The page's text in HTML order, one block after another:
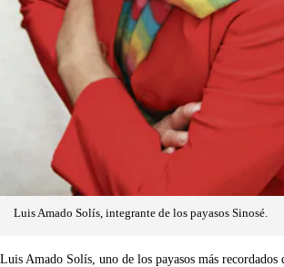
Luis Amado Solís, integrante de los payasos Sinosé.
Luis Amado Solís, uno de los payasos más recordados